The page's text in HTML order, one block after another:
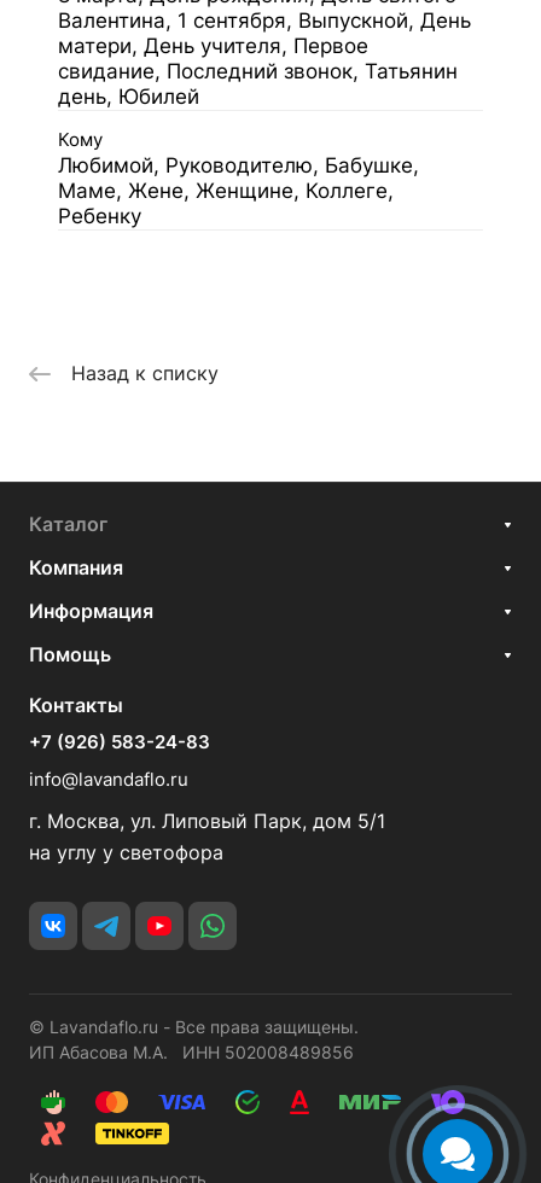
Валентина, 1 сентября, Выпускной, День
матери, День учителя, Первое
свидание, Последний звонок, Татьянин
день, Юбилей
Кому
Любимой, Руководителю, Бабушке,
Маме, Жене, Женщине, Коллеге,
Ребенку
Назад к списку
Каталог
Компания
Информация
Помощь
Контакты
+7 (926) 583-24-83
info@lavandaflo.ru
г. Москва, ул. Липовый Парк, дом 5/1
на углу у светофора
© Lavandaflo.ru - Все права защищены.
ИП Абасова М.А. ИНН 502008489856